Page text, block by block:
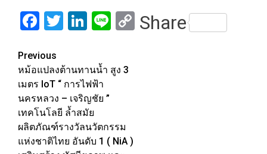
Facebook
Twitter
LinkedIn
LineCopy
Share
Post
navigation
Previous
หม้อแปลงต้านทานน้ำ สูง 3
เมตร IoT “ การไฟฟ้า
นครหลวง – เจริญชัย ”
เทคโนโลยี ล้ำสมัย
ผลิตภัณฑ์รางวัลนวัตกรรม
แห่งชาติไทย อันดับ 1 ( NiA )